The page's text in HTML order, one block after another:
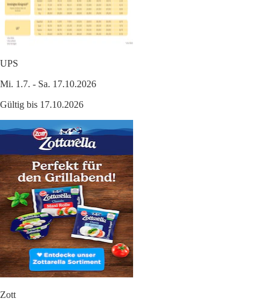
UPS
Mi. 1.7. - Sa. 17.10.2026
Gültig bis 17.10.2026
Zott